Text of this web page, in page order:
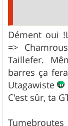
Dément oui
=>
Taillefer.
barres ça
Utagawiste
C'est sûr, ta
Tumebroutes